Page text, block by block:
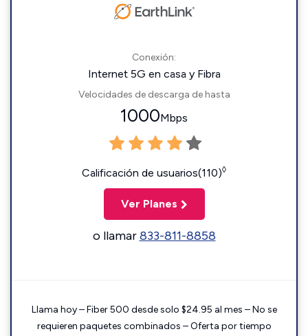
Conexión:
Internet 5G en casa y Fibra
Velocidades de descarga de hasta
1000Mbps
Calificación de usuarios(110)◊
Ver Planes
o llamar833-811-8858
Llama hoy – Fiber 500 desde solo $24.95 al mes – No se
requieren paquetes combinados – Oferta por tiempo